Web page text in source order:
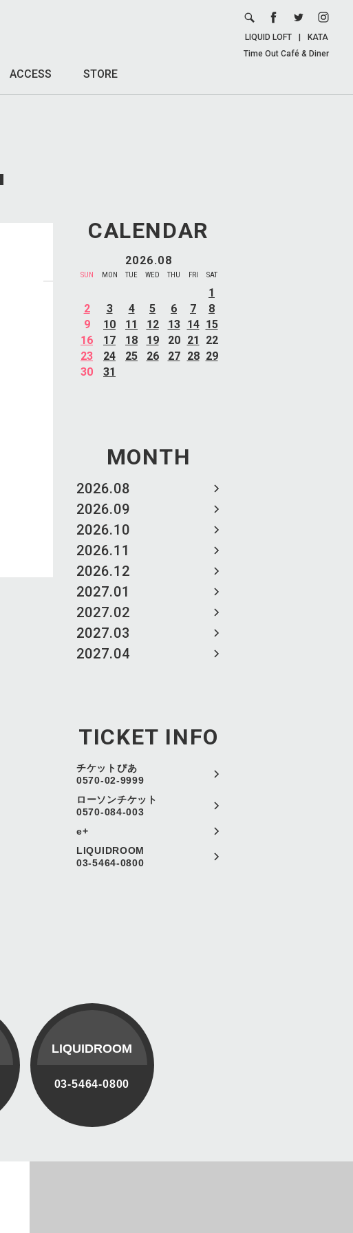
ACCESS STORE
LIQUID LOFT
KATA
Time Out Café & Diner
CALENDAR
2026.08
SUN MON TUE WED THU FRI SAT
1
2
3 4 5 6 7
8
9
10 11 12 13 14 15
16
17 18 19 20 21
22
23
24 25 26 27 28 29
30
31
MONTH
2026.08
2026.09
2026.10
2026.11
2026.12
2027.01
2027.02
2027.03
2027.04
TICKET INFO
チケットぴあ
0570-02-9999
ローソンチケット
0570-084-003
e+
LIQUIDROOM
03-5464-0800
LIQUIDROOM
03-5464-0800